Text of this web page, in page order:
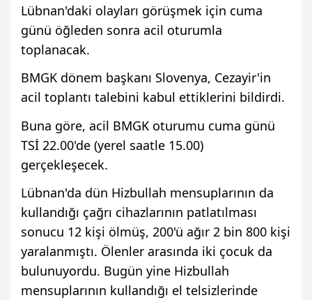
Lübnan'daki olayları görüşmek için cuma
günü öğleden sonra acil oturumla
toplanacak.
BMGK dönem başkanı Slovenya, Cezayir'in
acil toplantı talebini kabul ettiklerini bildirdi.
Buna göre, acil BMGK oturumu cuma günü
TSİ 22.00'de (yerel saatle 15.00)
gerçekleşecek.
Lübnan'da dün Hizbullah mensuplarının da
kullandığı çağrı cihazlarının patlatılması
sonucu 12 kişi ölmüş, 200'ü ağır 2 bin 800 kişi
yaralanmıştı. Ölenler arasında iki çocuk da
bulunuyordu. Bugün yine Hizbullah
mensuplarının kullandığı el telsizlerinde